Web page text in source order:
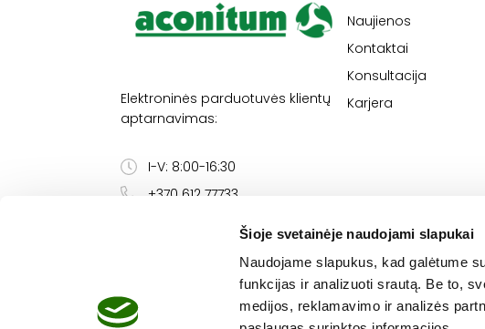
Šioje svetainėje naudojami slapukai
Naudojame slapukus, kad galėtume
funkcijas ir analizuoti srautą. Be to,
medijos, reklamavimo ir analizės
Elektroninės parduotuvės klientų
aptarnavimas:
I-V: 8:00-16:30
+370 612 77733
Naujienos
Kontaktai
Konsultacija
Karjera
FARMAKOLOGINIS BUDRUMAS